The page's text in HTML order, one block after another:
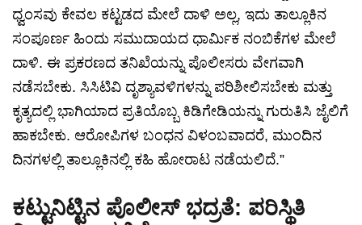
ಧ್ವಂಸವು ಕೇವಲ ಕಟ್ಟಡದ ಮೇಲೆ ದಾಳಿ ಅಲ್ಲ, ಇದು ತಾಲ್ಲೂಕಿನ
ಸಂಪೂರ್ಣ ಹಿಂದು ಸಮುದಾಯದ ಧಾರ್ಮಿಕ ನಂಬಿಕೆಗಳ ಮೇಲೆ
ದಾಳಿ. ಈ ಪ್ರಕರಣದ ತನಿಖೆಯನ್ನು ಪೊಲೀಸರು ವೇಗವಾಗಿ
ನಡೆಸಬೇಕು. ಸಿಸಿಟಿವಿ ದೃಶ್ಯಾವಳಿಗಳನ್ನು ಪರಿಶೀಲಿಸಬೇಕು ಮತ್ತು
ಕೃತ್ಯದಲ್ಲಿ ಭಾಗಿಯಾದ ಪ್ರತಿಯೊಬ್ಬ ಕಿಡಿಗೇಡಿಯನ್ನು ಗುರುತಿಸಿ ಜೈಲಿಗೆ
ಹಾಕಬೇಕು. ಆರೋಪಿಗಳ ಬಂಧನ ವಿಳಂಬವಾದರೆ, ಮುಂದಿನ
ದಿನಗಳಲ್ಲಿ ತಾಲ್ಲೂಕಿನಲ್ಲಿ ಕಹಿ ಹೋರಾಟ ನಡೆಯಲಿದೆ.”
ಕಟ್ಟುನಿಟ್ಟಿನ ಪೊಲೀಸ್ ಭದ್ರತೆ: ಪರಿಸ್ಥಿತಿ